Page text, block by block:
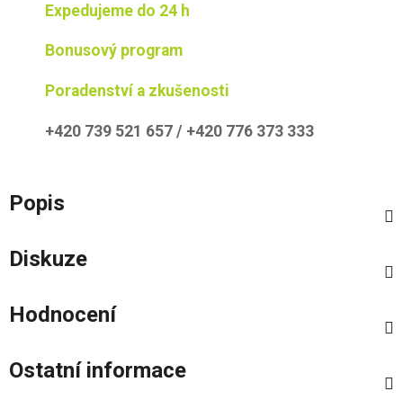
Expedujeme do 24 h
Bonusový program
Poradenství a zkušenosti
+420 739 521 657 / +420 776 373 333
Popis
Diskuze
Hodnocení
Ostatní informace